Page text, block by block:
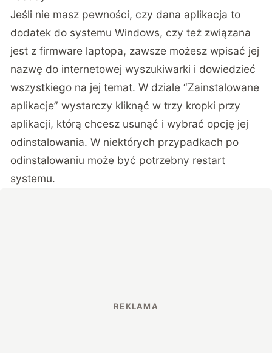
Jeśli nie masz pewności, czy dana aplikacja to
dodatek do systemu Windows, czy też związana
jest z firmware laptopa, zawsze możesz wpisać jej
nazwę do internetowej wyszukiwarki i dowiedzieć
wszystkiego na jej temat. W dziale “Zainstalowane
aplikacje” wystarczy kliknąć w trzy kropki przy
aplikacji, którą chcesz usunąć i wybrać opcję jej
odinstalowania. W niektórych przypadkach po
odinstalowaniu może być potrzebny restart
systemu.